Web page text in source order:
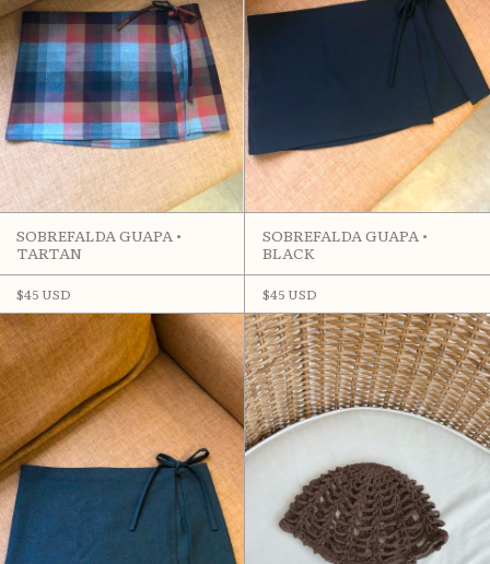
SOBREFALDA GUAPA •
TARTAN
$45 USD
SOBREFALDA GUAPA •
BLACK
$45 USD